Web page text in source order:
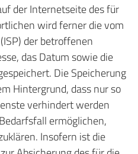
der Internetseite des für
wird ferner die vom
der betroffenen
das Datum sowie die
Die Speicherung
Hintergrund, dass nur so
verhindert werden
ermöglichen,
Insofern ist die